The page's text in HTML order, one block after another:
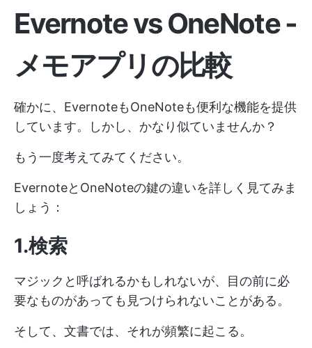
Evernote vs OneNote -
メモアプリの比較
確かに、EvernoteもOneNoteも便利な機能を提供
しています。しかし、かなり似ていませんか？
もう一度考えてみてください。
EvernoteとOneNoteの鍵の違いを詳しく見てみま
しょう：
1.検索
マジックと呼ばれるかもしれないが、目の前に必
要なものがあっても見つけられないことがある。
そして、文書では、それが頻繁に起こる。